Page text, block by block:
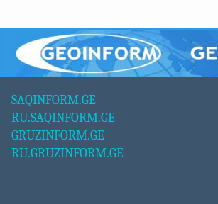
SAQINFORM.GE
RU.SAQINFORM.GE
GRUZINFORM.GE
RU.GRUZINFORM.GE